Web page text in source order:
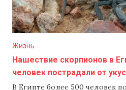
Жизнь
Нашествие скорпионов в
человек пострадали от
В Египте более 500 человек